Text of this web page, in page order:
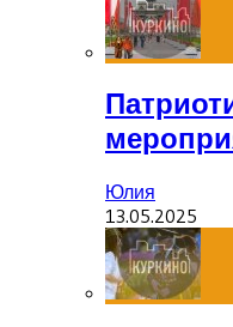
Юлия
13.05.2025